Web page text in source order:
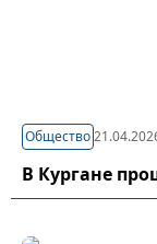
Общество
В Кургане